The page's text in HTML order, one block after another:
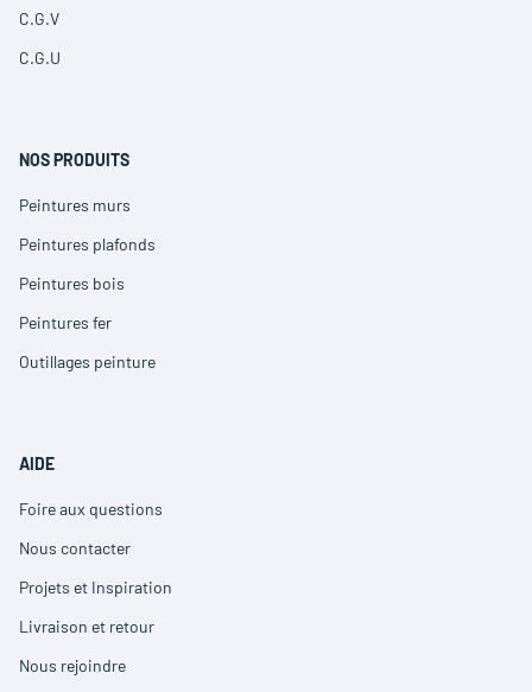
nouvelle
dans
nouvelle
C.G.V
(ouvre
dans
C.G.U
(ouvre
fenêtre)
NOS PRODUITS
Peintures murs
(ouvre
dans
nouvelle
Peintures plafonds
(ouvre
dans
nouvelle
Peintures bois
(ouvre
dans
nouvelle
Peintures fer
(ouvre
dans
Outillages peinture
(ouvre
fenêtre)
AIDE
Foire aux questions
(ouvre
dans
nouvelle
Nous contacter
(ouvre
dans
une
nouvelle
Projets et Inspiration
(ouvre
dans
nouvelle
Livraison et retour
(ouvre
dans
Nous rejoindre
(ouvre